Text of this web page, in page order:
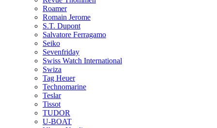
Roamer
Romain Jerome
S.T. Dupont
Salvatore Ferragamo
Seiko
Sevenfriday
Swiss Watch International
Swiza
Tag Heuer
Technomarine
Teslar
Tissot
TUDOR
U-BOAT